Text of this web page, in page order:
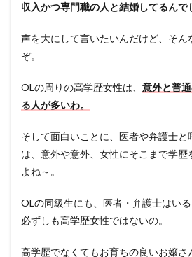
収入かつ専門職の人と結婚してるんで
声を大にして言いたいんだけど、そん
ぞ。
OLの周りの高学歴女性は、 意外と普
る人が多いわ。
そして面白いことに、医者や弁護士と
は、意外や意外、女性にそこまで学
よね～。
OLの同級生にも、医者・弁護士はい
必ずしも高学歴女性ではないの。
高学歴でなくてもお育ちの良いお嬢さ